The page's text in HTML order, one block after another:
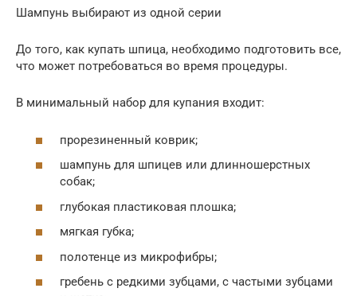
Шампунь выбирают из одной серии
До того, как купать шпица, необходимо подготовить все,
что может потребоваться во время процедуры.
В минимальный набор для купания входит:
прорезиненный коврик;
шампунь для шпицев или длинношерстных
собак;
глубокая пластиковая плошка;
мягкая губка;
полотенце из микрофибры;
гребень с редкими зубцами, с частыми зубцами